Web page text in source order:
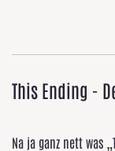
This Ending -
Na ja ganz nett was